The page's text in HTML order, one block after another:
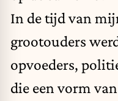
In de tijd van
grootouders
opvoeders,
die een vorm